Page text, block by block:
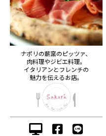
ナポリの薪窯のピッツァ、
肉料理やジビエ料理。
イタリアンとフレンチの
魅力を伝えるお店。